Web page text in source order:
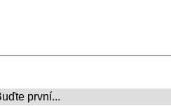
první...